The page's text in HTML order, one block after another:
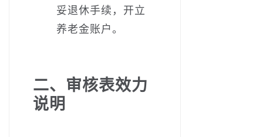
妥退休手续，开立
养老金账户。
二、审核表效力
说明